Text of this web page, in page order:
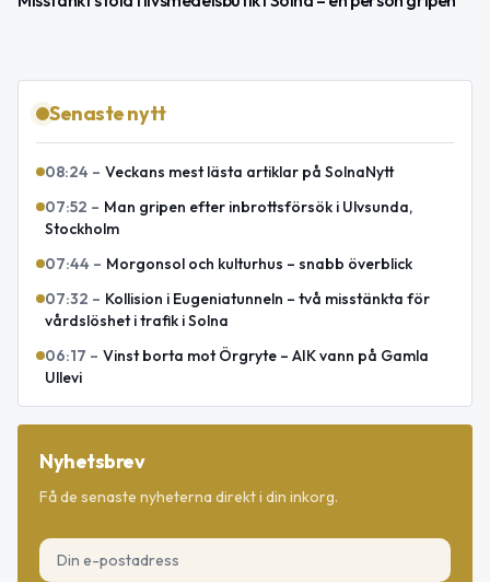
Senaste nytt
08:24 – Veckans mest lästa artiklar på SolnaNytt
07:52 – Man gripen efter inbrottsförsök i Ulvsunda,
Stockholm
07:44 – Morgonsol och kulturhus – snabb överblick
07:32 – Kollision i Eugeniatunneln – två misstänkta för
vårdslöshet i trafik i Solna
06:17 – Vinst borta mot Örgryte – AIK vann på Gamla
Ullevi
Nyhetsbrev
Få de senaste nyheterna direkt i din inkorg.